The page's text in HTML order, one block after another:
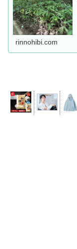
rinnohibi.com